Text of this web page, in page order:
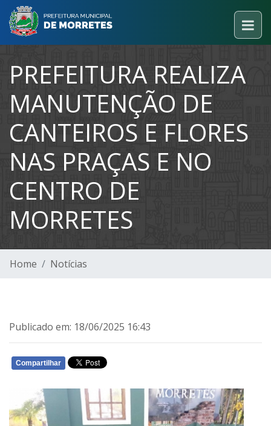
PREFEITURA REALIZA
MANUTENÇÃO DE
CANTEIROS E FLORES
NAS PRAÇAS E NO
CENTRO DE
MORRETES
Home Notícias
Publicado em: 18/06/2025 16:43
Compartilhar